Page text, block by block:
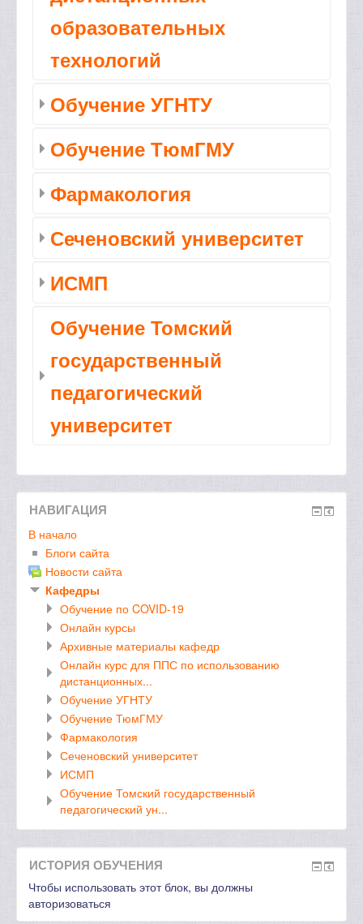
образовательных
технологий
Обучение УГНТУ
Обучение ТюмГМУ
Фармакология
Сеченовский университет
ИСМП
Обучение Томский
государственный
педагогический
университет
НАВИГАЦИЯ
В начало
Блоги сайта
Новости сайта
Кафедры
Обучение по COVID-19
Онлайн курсы
Архивные материалы кафедр
Онлайн курс для ППС по использованию
дистанционных...
Обучение УГНТУ
Обучение ТюмГМУ
Фармакология
Сеченовский университет
ИСМП
Обучение Томский государственный
педагогический ун...
ИСТОРИЯ ОБУЧЕНИЯ
Чтобы использовать этот блок, вы должны
авторизоваться